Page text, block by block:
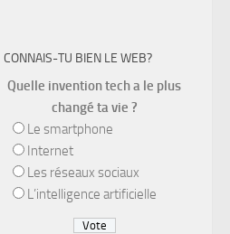
CONNAIS-TU BIEN LE WEB?
Quelle invention tech a le plus
changé ta vie ?
Le smartphone
Internet
Les réseaux sociaux
L’intelligence artificielle